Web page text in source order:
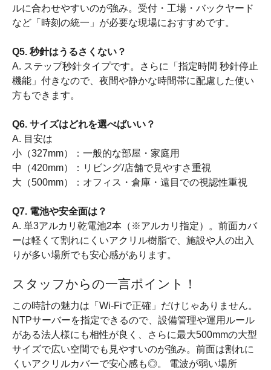
ルに合わせやすいのが強み。受付・工場・バックヤード
など「時刻の統一」が必要な現場におすすめです。
Q5. 秒針はうるさくない？
A. ステップ秒針タイプです。さらに「指定時間 秒針停止
機能」付きなので、夜間や静かな時間帯に配慮した使い
方もできます。
Q6. サイズはどれを選べばいい？
A. 目安は
小（327mm）：一般的な部屋・家庭用
中（420mm）：リビング/店舗で見やすさ重視
大（500mm）：オフィス・倉庫・遠目での視認性重視
Q7. 電池や安全面は？
A. 単3アルカリ乾電池2本（※アルカリ指定）。前面カバ
ーは軽くて割れにくいアクリル樹脂で、施設や人の出入
りが多い場所でも安心感があります。
スタッフからの一言ポイント！
この時計の魅力は「Wi-Fiで正確」だけじゃありません。
NTPサーバーを指定できるので、設備管理や運用ルール
がある法人様にも相性が良く、さらに最大500mmの大型
サイズで広い空間でも見やすいのが強み。前面は割れに
くいアクリルカバーで安心感も◎。 電波が弱い場所